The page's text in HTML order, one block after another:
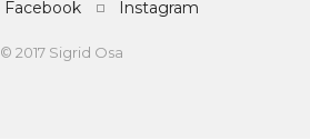
Facebook Instagram
© 2017 Sigrid Osa